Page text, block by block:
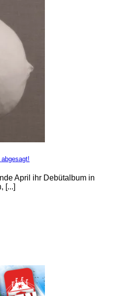
April ihr Debütalbum in
[...]